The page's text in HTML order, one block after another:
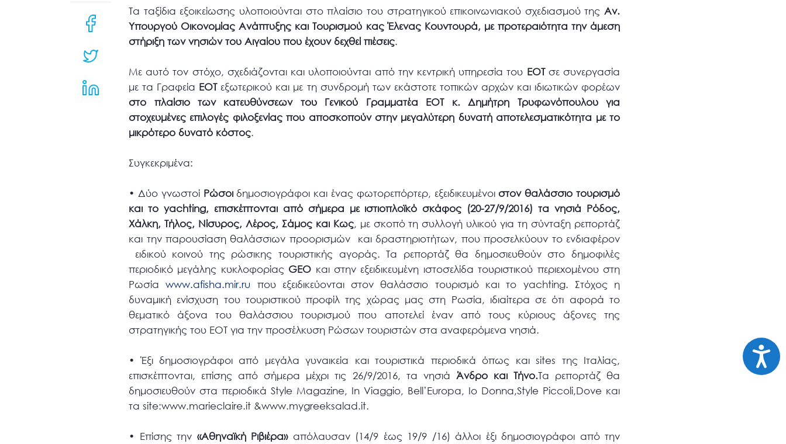
Τα ταξίδια εξοικείωσης υλοποιούνται στο πλαίσιο του στρατηγικού επικοινωνιακού σχεδιασμού της Αν.
Υπουργού Οικονομίας Ανάπτυξης και Τουρισμού κας Έλενας Κουντουρά, με προτεραιότητα την άμεση
στήριξη των νησιών του Αιγαίου που έχουν δεχθεί πιέσεις.
Με αυτό τον στόχο, σχεδιάζονται και υλοποιούνται από την κεντρική υπηρεσία του ΕΟΤ σε συνεργασία
με τα Γραφεία ΕΟΤ εξωτερικού και με τη συνδρομή των εκάστοτε τοπικών αρχών και ιδιωτικών φορέων
στο πλαίσιο των κατευθύνσεων του Γενικού Γραμματέα ΕΟΤ κ. Δημήτρη Τρυφωνόπουλου για
στοχευμένες επιλογές φιλοξενίας που αποσκοπούν στην μεγαλύτερη δυνατή αποτελεσματικότητα με το
μικρότερο δυνατό κόστος.
Συγκεκριμένα:
• Δύο γνωστοί Ρώσοι δημοσιογράφοι και ένας φωτορεπόρτερ, εξειδικευμένοιστον θαλάσσιο τουρισμό
και το yachting, επισκέπτονται από σήμερα με ιστιοπλοϊκό σκάφος (20-27/9/2016) τα νησιά Ρόδος,
Χάλκη, Τήλος, Νίσυρος, Λέρος, Σάμος και Κως, με σκοπό τη συλλογή υλικού για τη σύνταξη ρεπορτάζ
και την παρουσίαση θαλάσσιων προορισμών και δραστηριοτήτων, που προσελκύουν το ενδιαφέρον
ειδικού κοινού της ρώσικης τουριστικής αγοράς. Τα ρεπορτάζ θα δημοσιευθούν στο δημοφιλές
περιοδικό μεγάλης κυκλοφορίας GEO και στην εξειδικευμένη ιστοσελίδα τουριστικού περιεxομένου στη
Ρωσίαwww.afisha.mir.ru που εξειδικεύονται στον θαλάσσιο τουρισμό και το yachting. Στόχος η
δυναμική ενίσχυση του τουριστικού προφίλ της χώρας μας στη Ρωσία, ιδιαίτερα σε ότι αφορά το
θεματικό άξονα του θαλάσσιου τουρισμού που αποτελεί έναν από τους κύριους άξονες της
στρατηγικής του ΕΟΤ για την προσέλκυση Ρώσων τουριστών στα αναφερόμενα νησιά.
• Έξι δημοσιογράφοι από μεγάλα γυναικεία και τουριστικά περιοδικά όπως και sites της Ιταλίας,
επισκέπτονται, επίσης από σήμερα μέχρι τις 26/9/2016, τα νησιά Άνδρο και Τήνο.Τα ρεπορτάζ θα
δημοσιευθούν στα περιοδικά Style Magazine, In Viaggio, Bell’Europa, Io Donna,Style Piccoli,Dove και
τα site:www.marieclaire.it &www.mygreeksalad.it.
• Επίσης την «Αθηναϊκή Ριβιέρα»απόλαυσαν (14/9 έως 19/9 /16) άλλοι έξι δημοσιογράφοι από την